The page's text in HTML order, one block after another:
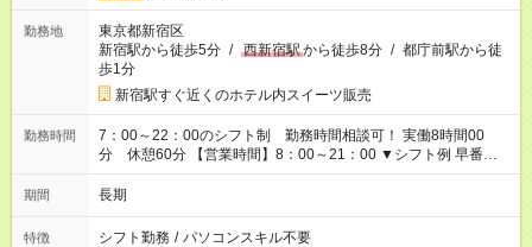
勤務地
東京都新宿区
新宿駅から徒歩5分 / 西新宿駅から徒歩8分 / 都庁前駅から徒
歩1分
新宿駅すぐ近くのホテル内スイーツ販売
勤務時間
7：00～22：00のシフト制 勤務時間相談可！ 実働8時間00
分 休憩60分 【営業時間】8：00～21：00 ▼シフト例 早番：
07：00～16：00/08：00～17：00 09：00～18：00/09：
30～18：30 中番：10：00～19：00/10：50～19：50 遅番：
間は着替えの時間 となります
期間 長期
特徴 シフト勤務 / パソコンスキル不要